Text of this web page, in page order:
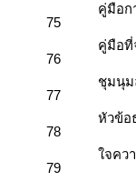
75
คู่มือก
76
คู่มือที่
77
ชุมนุม
78
หัวข้อ
79
ใจคว